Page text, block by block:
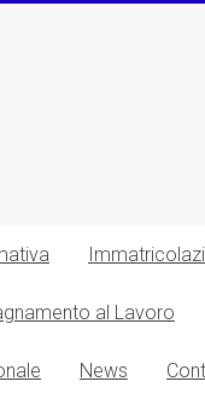
al Lavoro
News